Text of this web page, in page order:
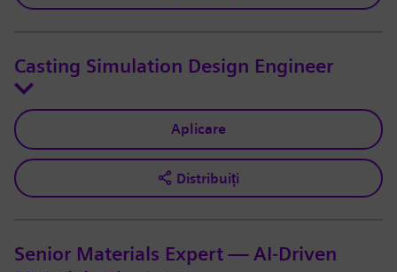
Casting Simulation Design Engineer
Aplicare
Distribuiți
Senior Materials Expert — AI‑Driven